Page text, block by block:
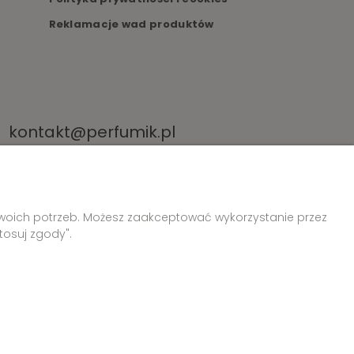
Reklamacje wad produktów
kontakt@perfumik.pl
potrzeb. Możesz zaakceptować wykorzystanie przez
zgody".